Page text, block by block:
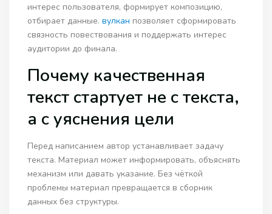
интерес пользователя, формирует композицию,
отбирает данные.вулкан позволяет сформировать
связность повествования и поддержать интерес
аудитории до финала.
Почему качественная
текст стартует не с текста,
а с уяснения цели
Перед написанием автор устанавливает задачу
текста. Материал может информировать, объяснять
механизм или давать указание. Без чёткой
проблемы материал превращается в сборник
данных без структуры.